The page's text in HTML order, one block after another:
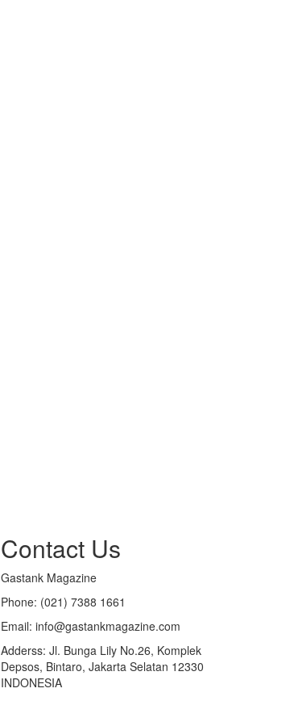
Contact Us
Gastank Magazine
Phone: (021) 7388 1661
Email: info@gastankmagazine.com
Adderss: Jl. Bunga Lily No.26, Komplek
Depsos, Bintaro, Jakarta Selatan 12330
INDONESIA